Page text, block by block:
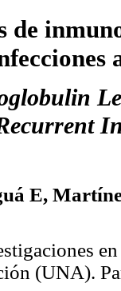
de
E,
(UNA).